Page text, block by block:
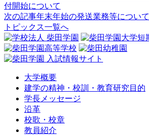
付開始について
次の記事年末年始の発送業務等について
トピックス一覧へ
大学概要
建学の精神・校訓・教育研究目的
学長メッセージ
沿革
校歌・校章
教員紹介